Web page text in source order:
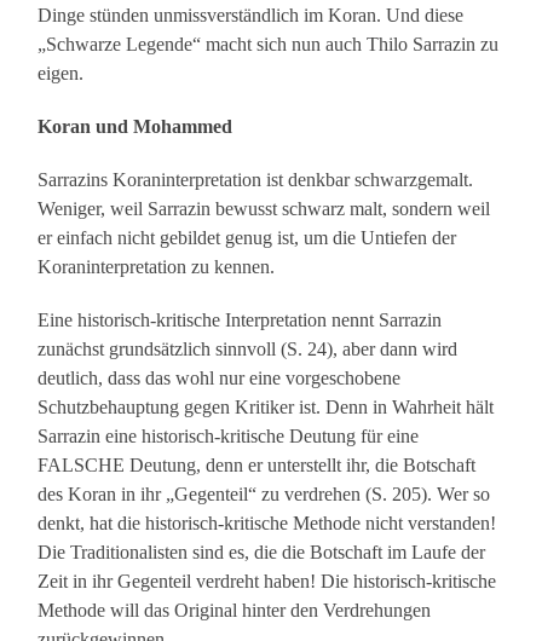
Dinge stünden unmissverständlich im Koran. Und diese
„Schwarze Legende“ macht sich nun auch Thilo Sarrazin zu
eigen.
Koran und Mohammed
Sarrazins Koraninterpretation ist denkbar schwarzgemalt.
Weniger, weil Sarrazin bewusst schwarz malt, sondern weil
er einfach nicht gebildet genug ist, um die Untiefen der
Koraninterpretation zu kennen.
Eine historisch-kritische Interpretation nennt Sarrazin
zunächst grundsätzlich sinnvoll (S. 24), aber dann wird
deutlich, dass das wohl nur eine vorgeschobene
Schutzbehauptung gegen Kritiker ist. Denn in Wahrheit hält
Sarrazin eine historisch-kritische Deutung für eine
FALSCHE Deutung, denn er unterstellt ihr, die Botschaft
des Koran in ihr „Gegenteil“ zu verdrehen (S. 205). Wer so
denkt, hat die historisch-kritische Methode nicht verstanden!
Die Traditionalisten sind es, die die Botschaft im Laufe der
Zeit in ihr Gegenteil verdreht haben! Die historisch-kritische
Methode will das Original hinter den Verdrehungen